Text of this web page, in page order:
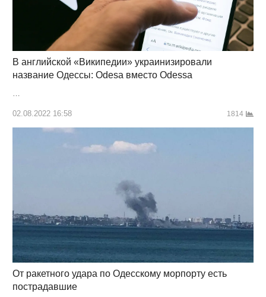
В английской «Википедии» украинизировали
название Одессы: Odesa вместо Odessa
02.08.2022 16:58 1814
От ракетного удара по Одесскому морпорту есть
пострадавшие